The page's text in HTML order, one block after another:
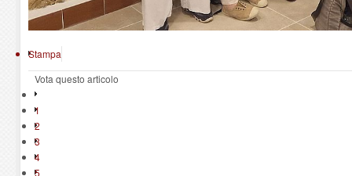
Stampa
Vota questo articolo
1
2
3
4
5